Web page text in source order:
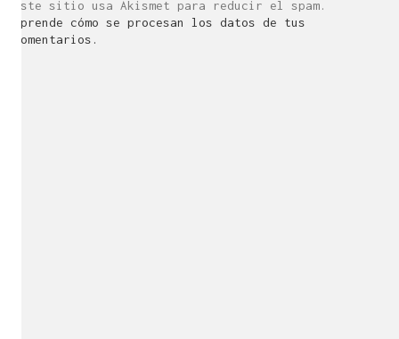
Este sitio usa Akismet para reducir el spam.
Aprende cómo se procesan los datos de tus
comentarios.